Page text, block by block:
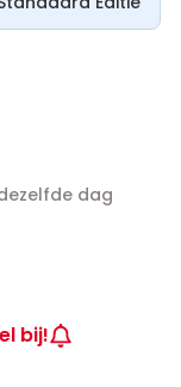
dag
bij!